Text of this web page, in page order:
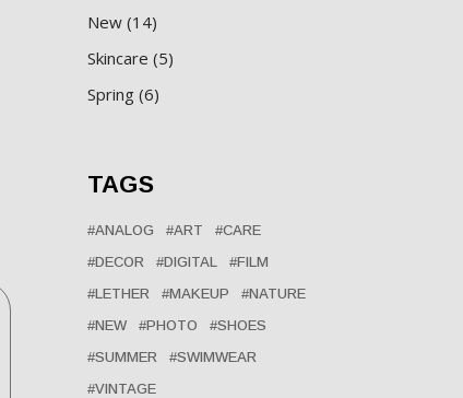
New 14
Skincare 5
Spring 6
TAGS
ANALOG ART
CARE
DECOR
DIGITAL
FILM
LETHER
MAKEUP
NATURE
NEW
PHOTO
SHOES
SUMMER
SWIMWEAR
VINTAGE